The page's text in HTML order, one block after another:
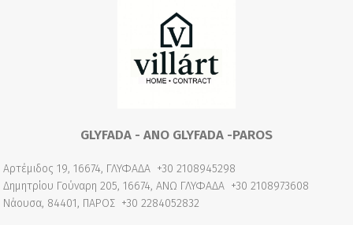
GLYFADA - ANO GLYFADA -PAROS
Αρτέμιδος 19, 16674, ΓΛΥΦΑΔΑ +30 2108945298
Δημητρίου Γούναρη 205, 16674, ΑΝΩ ΓΛΥΦΑΔΑ +30 2108973608
Νάουσα, 84401, ΠΑΡΟΣ +30 2284052832